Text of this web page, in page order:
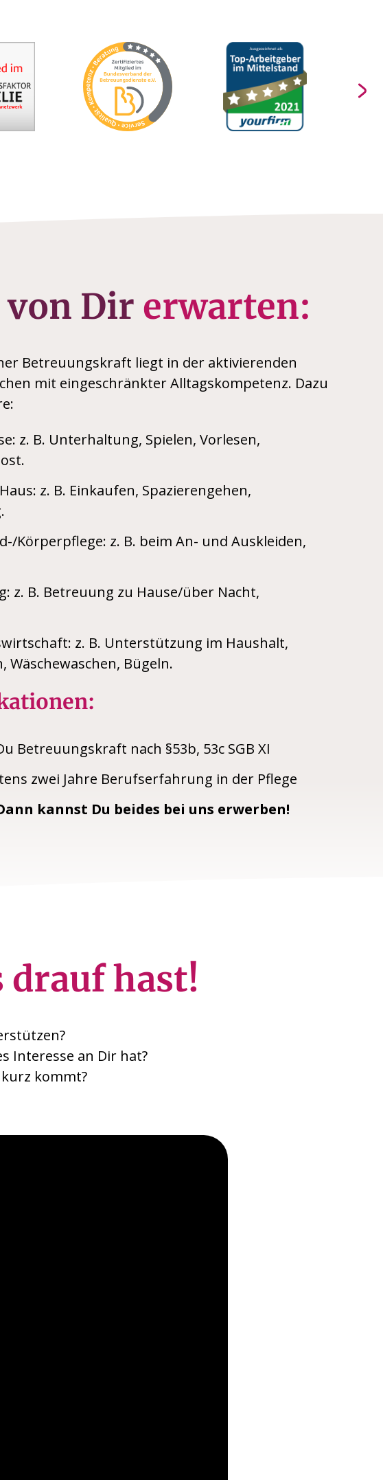
Dir erwarten:
Betreuungskraft liegt in der aktivierenden
mit eingeschränkter Alltagskompetenz. Dazu
z. B. Unterhaltung, Spielen, Vorlesen,
z. B. Einkaufen, Spazierengehen,
Körperpflege: z. B. beim An- und Auskleiden,
z. B. Betreuung zu Hause/über Nacht,
z. B. Unterstützung im Haushalt,
Wäschewaschen, Bügeln.
Betreuungskraft nach §53b, 53c SGB XI
zwei Jahre Berufserfahrung in der Pflege
kannst Du beides bei uns erwerben!
drauf hast!
Interesse an Dir hat?
kommt?